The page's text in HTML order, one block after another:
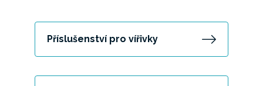
Příslušenství pro vířivky